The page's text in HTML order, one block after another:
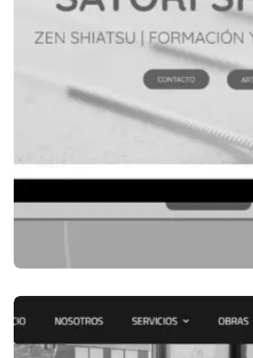
DISEÑO WEB